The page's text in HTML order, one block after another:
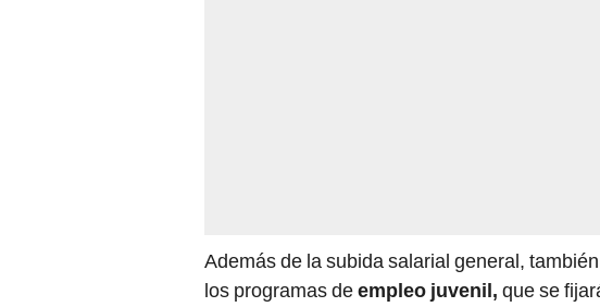
Además de la subida salarial general,
los programas deempleo juvenil, que se